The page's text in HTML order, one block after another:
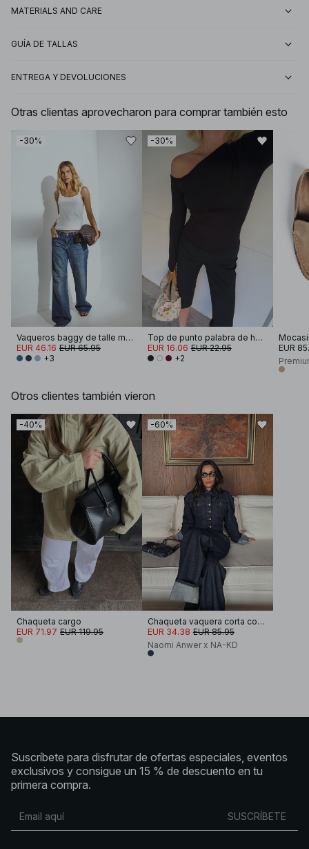
MATERIALS AND CARE
GUÍA DE TALLAS
ENTREGA Y DEVOLUCIONES
Otras clientas aprovecharon para comprar también esto
-30%
Vaqueros baggy de talle medio
EUR 46.16 EUR 65.95
+3
-30%
Top de punto palabra de honor
EUR 16.06 EUR 22.95
+2
EUR
Otros clientes también vieron
-40%
Chaqueta cargo
EUR 71.97 EUR 119.95
-60%
Chaqueta vaquera corta con dobladillo asimétrico
EUR 34.38 EUR 85.95
Naomi Anwer x NA-KD
Suscríbete para disfrutar de ofertas especiales, eventos
exclusivos y consigue un 15 % de descuento en tu
primera compra.
SUSCRÍBETE